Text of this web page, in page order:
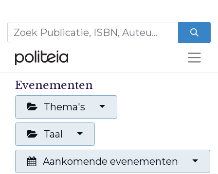
Evenementen
Thema's
Taal
Aankomende evenementen